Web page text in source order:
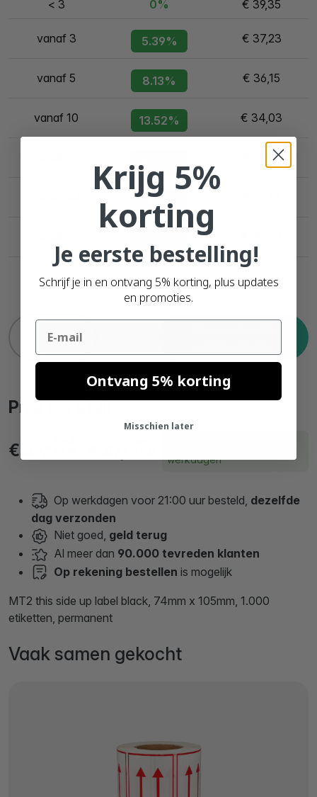
< 3 0% € 39,35
vanaf 3 5.39% € 37,23
vanaf 5 8.13% € 36,15
vanaf 10 13.52% € 34,03
€ 32,97
24.32%
Prijs per stuk
€ 39,
werkdagen
Op werkdagen voor 21:00 uur besteld, dezelfde
dag verzonden
Niet goed, geld terug
Al meer dan 90.000 tevreden klanten
Op rekening bestellen is mogelijk
MT2 this side up label black, 74mm x 105mm, 1.000
etiketten, permanent
Vaak samen gekocht
Krijg 5%
korting
Je eerste bestelling!
Schrijf je in en ontvang 5% korting, plus updates
en promoties.
Email
Ontvang 5% korting
Misschien later